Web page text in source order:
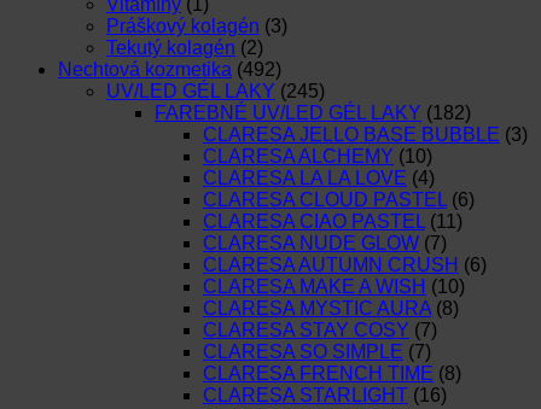
Práškový kolagén (3)
Tekutý kolagén (2)
Nechtová kozmetika (492)
UV/LED GÉL LAKY (245)
FAREBNÉ UV/LED GÉL LAKY (182)
CLARESA JELLO BASE BUBBLE (3)
CLARESA ALCHEMY (10)
CLARESA LA LA LOVE (4)
CLARESA CLOUD PASTEL (6)
CLARESA CIAO PASTEL (11)
CLARESA NUDE GLOW (7)
CLARESA AUTUMN CRUSH (6)
CLARESA MAKE A WISH (10)
CLARESA MYSTIC AURA (8)
CLARESA STAY COSY (7)
CLARESA SO SIMPLE (7)
CLARESA FRENCH TIME (8)
CLARESA STARLIGHT (16)